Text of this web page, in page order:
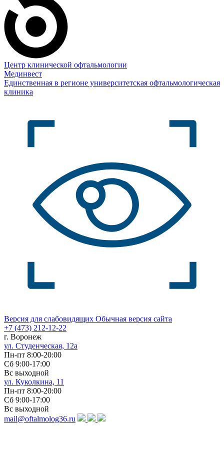
Центр клинической офтальмологии
Мединвест
Единственная в регионе университетская офтальмологическая
клиника
Версия для слабовидящих Обычная версия сайта
+7 (473) 212-12-22
г. Воронеж
ул. Студенческая, 12а
Пн-пт 8:00-20:00
Сб 9:00-17:00
Вс выходной
ул. Куколкина, 11
Пн-пт 8:00-20:00
Сб 9:00-17:00
Вс выходной
mail@oftalmolog36.ru